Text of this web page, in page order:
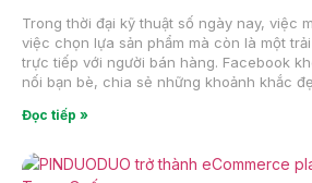
Trong thời đại kỹ thuật số ngày nay, việc
việc chọn lựa sản phẩm mà còn là một
trực tiếp với người bán hàng. Facebook
nối bạn bè, chia sẻ những khoảnh khắc
Đọc tiếp »